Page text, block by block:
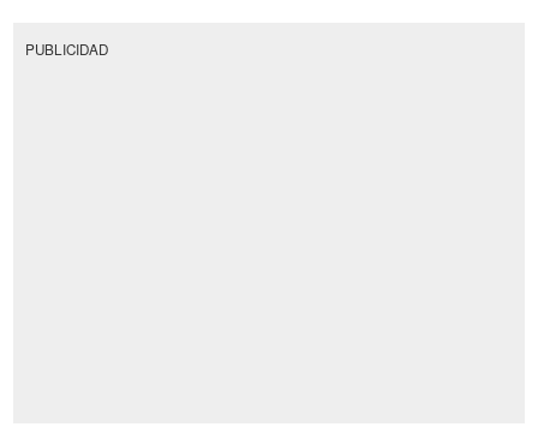
PUBLICIDAD